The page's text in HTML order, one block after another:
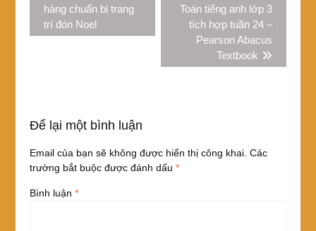
viếthàng chuẩn bị trang
trí đón Noel
Toán tiếng anh lớp 3
tích hợp tuần 24 –
Pearson Abacus
Textbook
Để lại một bình luận
Email của bạn sẽ không được hiển thị công khai. Các
trường bắt buộc được đánh dấu *
Bình luận *